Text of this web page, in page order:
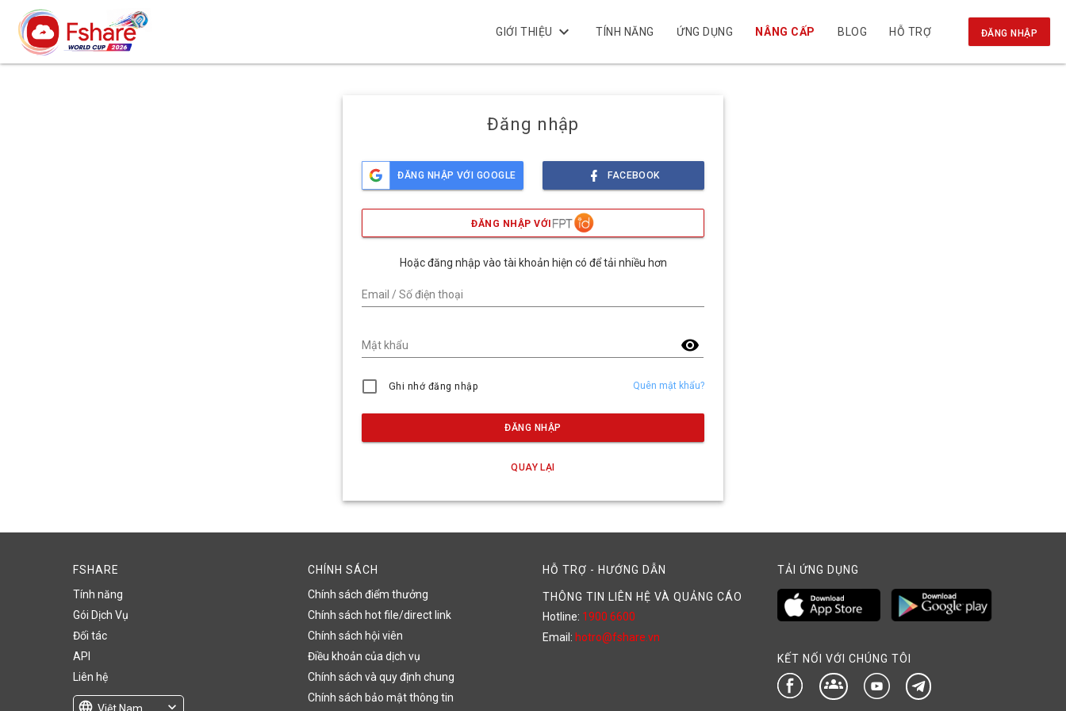
GIỚI THIỆU keyboard_arrow_down TÍNH NĂNG ỨNG DỤNG NÂNG CẤP BLOG HỖ TRỢ ĐĂNG NHẬP
Đăng nhập
ĐĂNG NHẬP VỚI GOOGLE FACEBOOK
ĐĂNG NHẬP VỚI
Hoặc đăng nhập vào tài khoản hiện có để tải nhiều hơn
Email / Số điện thoại
visibility
Mật khẩu
Ghi nhớ đăng nhập Quên mật khẩu?
ĐĂNG NHẬP
QUAY LẠI
FSHARE
Tính năng
Gói Dịch Vụ
Đối tác
API
Liên hệ
language Việt Nam expand_more
CHÍNH SÁCH
Chính sách điểm thưởng
Chính sách hot file/direct link
Chính sách hội viên
Điều khoản của dịch vụ
Chính sách và quy định chung
Chính sách bảo mật thông tin
HỖ TRỢ - HƯỚNG DẪN
THÔNG TIN LIÊN HỆ VÀ QUẢNG CÁO
Hotline: 1900 6600
Email: hotro@fshare.vn
TẢI ỨNG DỤNG
KẾT NỐI VỚI CHÚNG TÔI
groups